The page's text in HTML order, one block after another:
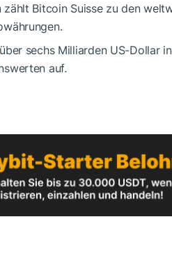
zählt Bitcoin Suisse zu den
sechs Milliarden US-Dollar
auf.